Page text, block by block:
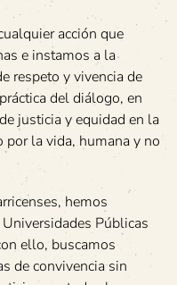
acción que
e instamos a la
respeto y vivencia de
del diálogo, en
justicia y equidad en la
la vida, humana y no
hemos
Públicas
ello, buscamos
de convivencia sin